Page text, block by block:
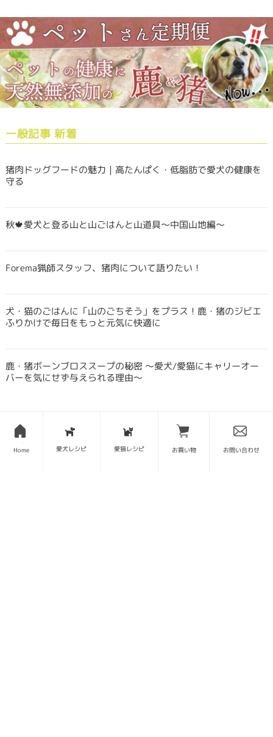
一般記事 新着
猪肉ドッグフードの魅力｜高たんぱく・低脂肪で愛犬の健康を
守る
秋🍁愛犬と登る山と山ごはんと山道具〜中国山地編〜
Forema猟師スタッフ、猪肉について語りたい！
犬・猫のごはんに「山のごちそう」をプラス！鹿・猪のジビエ
ふりかけで毎日をもっと元気に快適に
鹿・猪ボーンブロススープの秘密 〜愛犬/愛猫にキャリーオー
バーを気にせず与えられる理由〜
Home 愛犬レシピ 愛猫レシピ お買い物 お問い合わせ